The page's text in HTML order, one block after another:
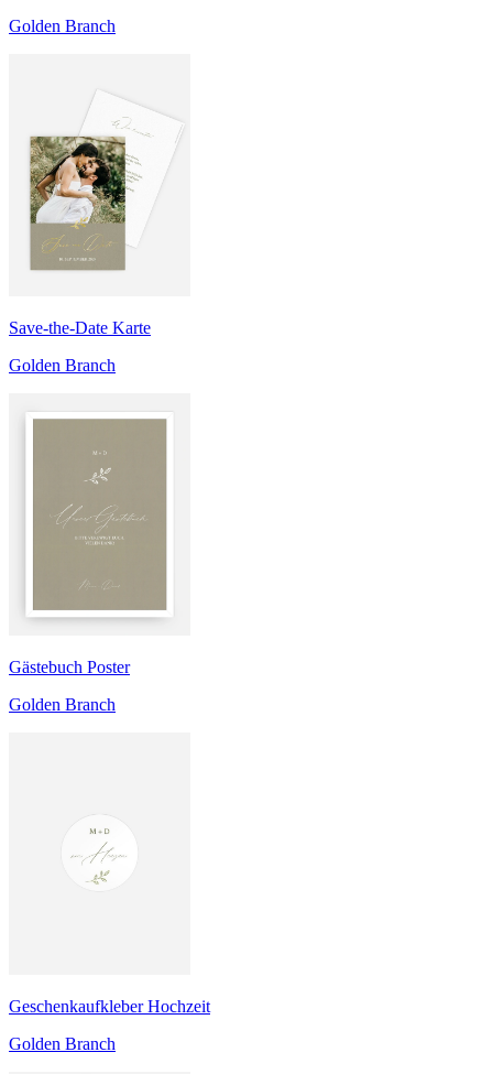
Golden Branch
Save-the-Date Karte
Golden Branch
Gästebuch Poster
Golden Branch
Geschenkaufkleber Hochzeit
Golden Branch